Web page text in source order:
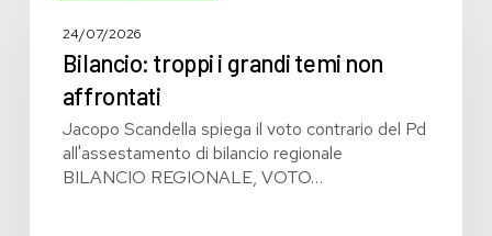
grandi
affrontati
24/07/2026
Bilancio: troppi i grandi temi non
affrontati
Jacopo Scandella spiega il voto contrario del Pd
all'assestamento di bilancio regionale
BILANCIO REGIONALE, VOTO…